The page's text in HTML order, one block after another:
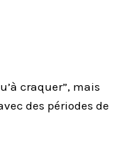
craquer”, mais
des périodes de